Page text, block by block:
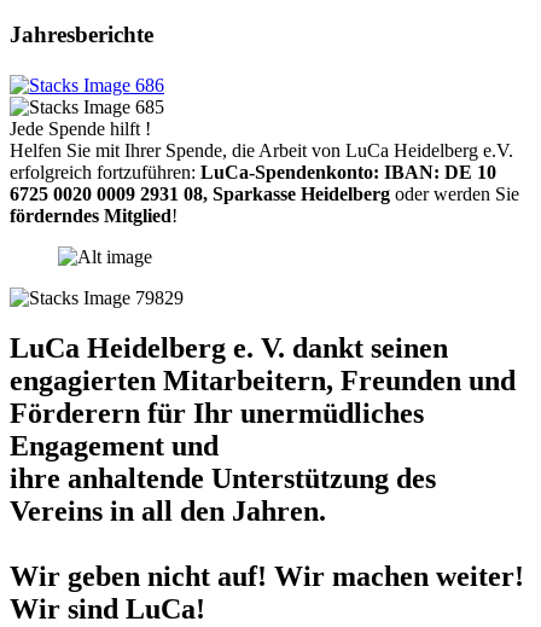
Jahresberichte
Jede Spende hilft !
Helfen Sie mit Ihrer Spende, die Arbeit von LuCa Heidelberg e.V.
erfolgreich fortzuführen: LuCa-Spendenkonto: IBAN: DE 10
6725 0020 0009 2931 08, Sparkasse Heidelberg oder werden Sie
förderndes Mitglied!
LuCa Heidelberg e. V. dankt seinen
engagierten Mitarbeitern, Freunden und
Förderern für Ihr unermüdliches
Engagement und
ihre anhaltende Unterstützung des
Vereins in all den Jahren.
Wir geben nicht auf! Wir machen weiter!
Wir sind LuCa!